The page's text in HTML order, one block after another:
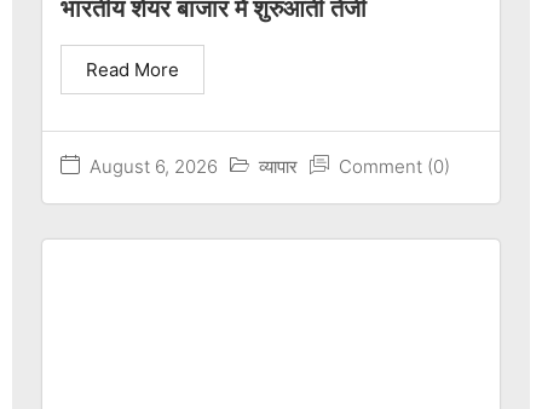
भारतीय शेयर बाजार में शुरुआती तेजी
August 6, 2026 व्यापार Comment (0)
Read More